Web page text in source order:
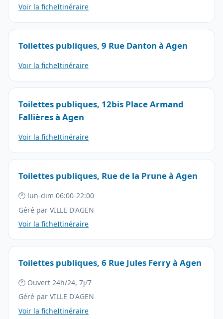
Voir la ficheItinéraire
Toilettes publiques, 9 Rue Danton à Agen
Voir la ficheItinéraire
Toilettes publiques, 12bis Place Armand
Fallières à Agen
Voir la ficheItinéraire
Toilettes publiques, Rue de la Prune à Agen
🕐 lun-dim 06:00-22:00
Géré par VILLE D'AGEN
Voir la ficheItinéraire
Toilettes publiques, 6 Rue Jules Ferry à Agen
🕐 Ouvert 24h/24, 7j/7
Géré par VILLE D'AGEN
Voir la ficheItinéraire